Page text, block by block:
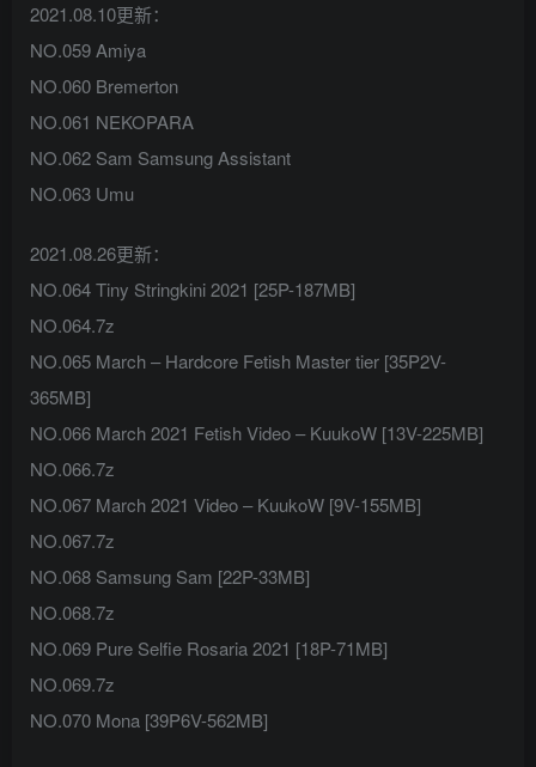
2021.08.10更新：
NO.059 Amiya
NO.060 Bremerton
NO.061 NEKOPARA
NO.062 Sam Samsung Assistant
NO.063 Umu
2021.08.26更新：
NO.064 Tiny Stringkini 2021 [25P-187MB]
NO.064.7z
NO.065 March – Hardcore Fetish Master tier [35P2V-
365MB]
NO.066 March 2021 Fetish Video – KuukoW [13V-225MB]
NO.066.7z
NO.067 March 2021 Video – KuukoW [9V-155MB]
NO.067.7z
NO.068 Samsung Sam [22P-33MB]
NO.068.7z
NO.069 Pure Selfie Rosaria 2021 [18P-71MB]
NO.069.7z
NO.070 Mona [39P6V-562MB]